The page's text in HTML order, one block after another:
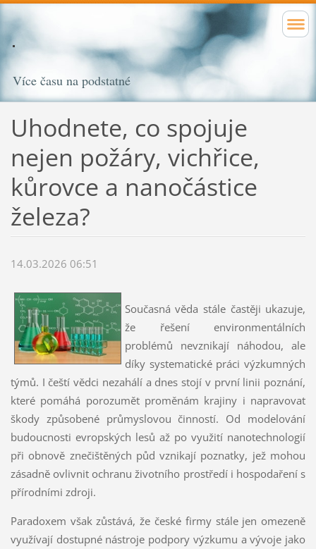
Více času na podstatné
Uhodnete, co spojuje
nejen požáry, vichřice,
kůrovce a nanočástice
železa?
14.03.2026 06:51
Současná věda stále častěji ukazuje,
že řešení environmentálních
problémů nevznikají náhodou, ale
díky systematické práci výzkumných
týmů. I čeští vědci nezahálí a dnes stojí v první linii poznání,
které pomáhá porozumět proměnám krajiny i napravovat
škody způsobené průmyslovou činností. Od modelování
budoucnosti evropských lesů až po využití nanotechnologií
při obnově znečištěných půd vznikají poznatky, jež mohou
zásadně ovlivnit ochranu životního prostředí i hospodaření s
přírodními zdroji.
Paradoxem však zůstává, že české firmy stále jen omezeně
využívají dostupné nástroje podpory výzkumu a vývoje jako